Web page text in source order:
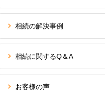
相続の解決事例
相続に関するQ＆A
お客様の声